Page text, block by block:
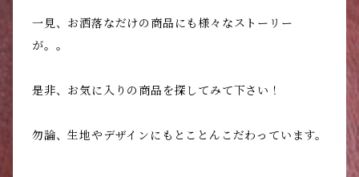
一見、お洒落なだけの商品にも様々なストーリー
が。。
是非、お気に入りの商品を探してみて下さい！
勿論、生地やデザインにもとことんこだわっています。